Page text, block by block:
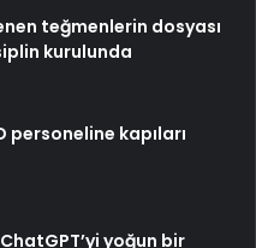
teğmenlerin dosyası
kurulunda
personeline kapıları
yoğun bir